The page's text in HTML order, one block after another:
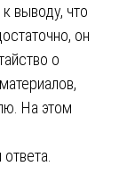
выводу, что
он
о
На этом